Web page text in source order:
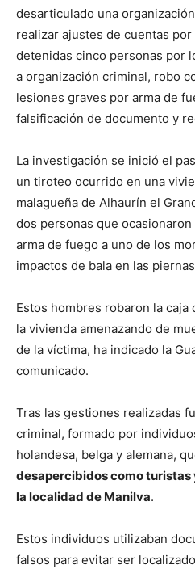
desarticulado una
realizar ajustes de cuentas
detenidas cinco personas por
a organización criminal, robo
lesiones graves por arma de
falsificación de documento y
La investigación se inició el
un tiroteo ocurrido en una
malagueña de Alhaurín el
dos personas que
arma de fuego a uno de los
impactos de bala en las
Estos hombres robaron la
la vivienda amenazando de
de la víctima, ha indicado la
comunicado.
Tras las gestiones realizadas
criminal, formado por
holandesa, belga y alemana,
desapercibidos como turistas
la localidad de Manilva.
Estos individuos utilizaban
falsos para evitar ser